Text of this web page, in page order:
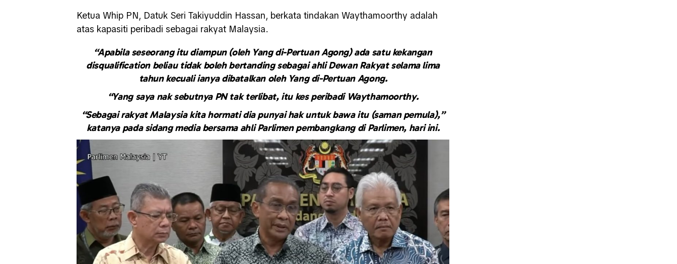
Ketua Whip PN, Datuk Seri Takiyuddin Hassan, berkata tindakan Waythamoorthy adalah
atas kapasiti peribadi sebagai rakyat Malaysia.
“Apabila seseorang itu diampun (oleh Yang di-Pertuan Agong) ada satu kekangan
disqualification beliau tidak boleh bertanding sebagai ahli Dewan Rakyat selama lima
tahun kecuali ianya dibatalkan oleh Yang di-Pertuan Agong.
“Yang saya nak sebutnya PN tak terlibat, itu kes peribadi Waythamoorthy.
“Sebagai rakyat Malaysia kita hormati dia punyai hak untuk bawa itu (saman pemula),”
katanya pada sidang media bersama ahli Parlimen pembangkang di Parlimen, hari ini.